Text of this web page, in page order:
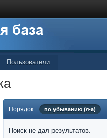
Пользователи
Порядок по убыванию (я-а)
Поиск не дал результатов.